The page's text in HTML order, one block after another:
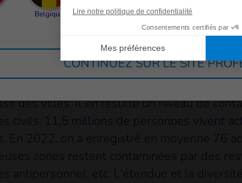
de la
?
ont été largement utilisées au cours des
des villes. Il en résulte un niveau de
civils. 11,5 millions de personnes vivent
En 2022, on a enregistré en moyenne 76
zones restent contaminées par des
antipersonnel, etc. L'étendue et la
Belgique Allemagne France
CONTINUEZ SUR LE SITE